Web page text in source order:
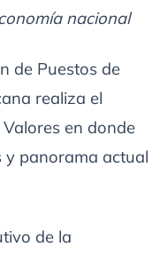
nacional
de Puestos de
realiza el
en donde
y panorama actual
de la